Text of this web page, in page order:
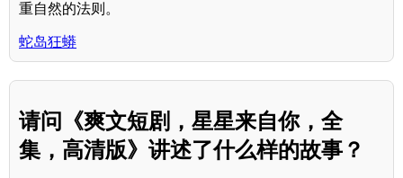
重自然的法则。
蛇岛狂蟒
请问《爽文短剧，星星来自你，全
集，高清版》讲述了什么样的故事？